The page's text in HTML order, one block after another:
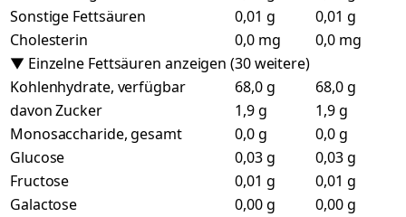
Sonstige Fettsäuren
0,01 g
0,01 g
Cholesterin
0,0 mg
0,0 mg
▼ Einzelne Fettsäuren anzeigen (30 weitere)
Kohlenhydrate, verfügbar
68,0 g
68,0 g
davon Zucker
1,9 g
1,9 g
Monosaccharide, gesamt
0,0 g
0,0 g
Glucose
0,03 g
0,03 g
Fructose
0,01 g
0,01 g
Galactose
0,00 g
0,00 g